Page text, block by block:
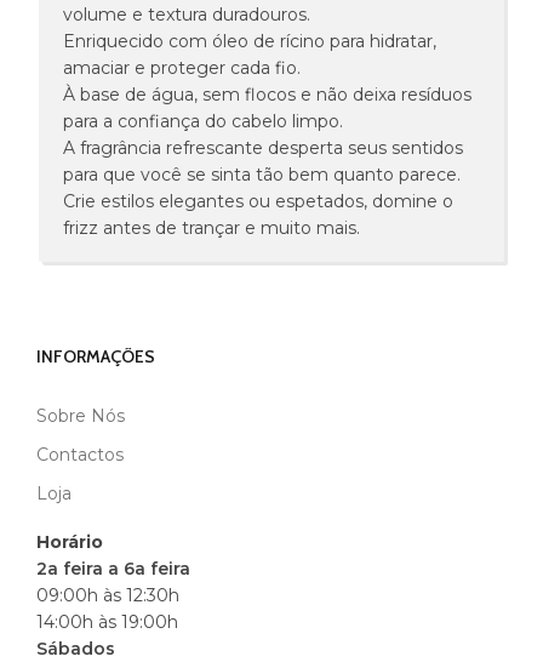
volume e textura duradouros.
Enriquecido com óleo de rícino para hidratar,
amaciar e proteger cada fio.
À base de água, sem flocos e não deixa resíduos
para a confiança do cabelo limpo.
A fragrância refrescante desperta seus sentidos
para que você se sinta tão bem quanto parece.
Crie estilos elegantes ou espetados, domine o
frizz antes de trançar e muito mais.
MARCA
INFORMAÇÕES
Sobre Nós
Contactos
Loja
Horário
2a feira a 6a feira
09:00h às 12:30h
14:00h às 19:00h
Sábados